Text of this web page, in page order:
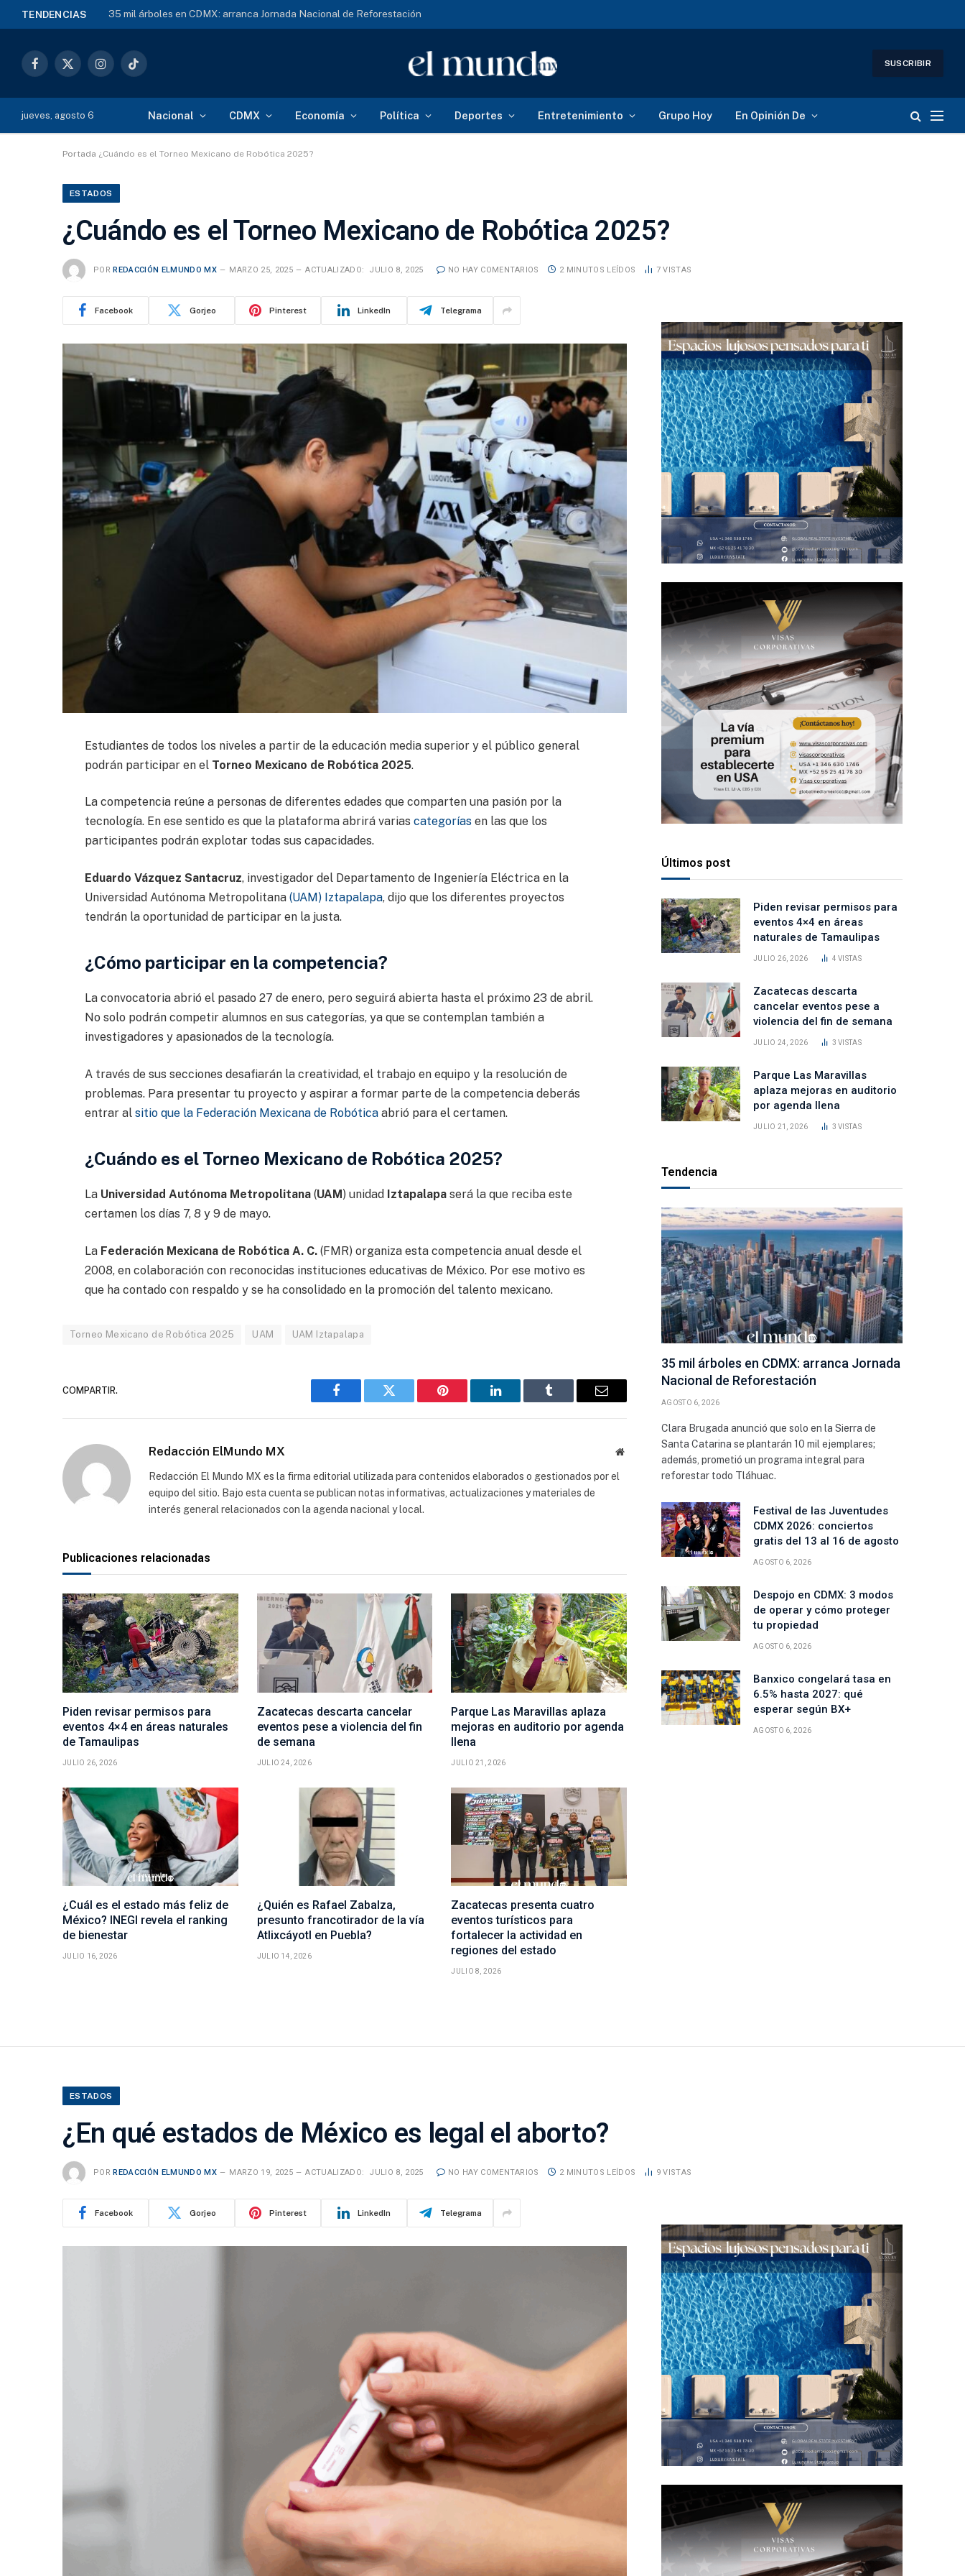
TENDENCIAS 35 mil árboles en CDMX: arranca Jornada Nacional de Reforestación
Facebook
X
InstagramTikTok
SUSCRIBIR
jueves, agosto 6 Nacional CDMX Economía Política Deportes Entretenimiento Grupo Hoy En Opinión De
Portada ¿Cuándo es el Torneo Mexicano de Robótica 2025?
ESTADOS
¿Cuándo es el Torneo Mexicano de Robótica 2025?
POR REDACCIÓN ELMUNDO MX MARZO 25, 2025 ACTUALIZADO: JULIO 8, 2025 NO HAY COMENTARIOS 2 MINUTOS LEÍDOS 7VISTAS
Facebook Gorjeo Pinterest LinkedIn Telegrama
Estudiantes de todos los niveles a partir de la educación media superior y el público general
podrán participar en el Torneo Mexicano de Robótica 2025.
La competencia reúne a personas de diferentes edades que comparten una pasión por la
tecnología. En ese sentido es que la plataforma abrirá varias categoríasen las que los
participantes podrán explotar todas sus capacidades.
Eduardo Vázquez Santacruz, investigador del Departamento de Ingeniería Eléctrica en la
Universidad Autónoma Metropolitana (UAM) Iztapalapa, dijo que los diferentes proyectos
tendrán la oportunidad de participar en la justa.
¿Cómo participar en la competencia?
La convocatoria abrió el pasado 27 de enero, pero seguirá abierta hasta el próximo 23 de abril.
No solo podrán competir alumnos en sus categorías, ya que se contemplan también a
investigadores y apasionados de la tecnología.
A través de sus secciones desafiarán la creatividad, el trabajo en equipo y la resolución de
problemas. Para presentar tu proyecto y aspirar a formar parte de la competencia deberás
entrar al sitio que la Federación Mexicana de Robóticaabrió para el certamen.
¿Cuándo es el Torneo Mexicano de Robótica 2025?
La Universidad Autónoma Metropolitana(UAM ) unidad Iztapalapa será la que reciba este
certamen los días 7, 8 y 9 de mayo.
La Federación Mexicana de Robótica A. C.(FMR) organiza esta competencia anual desde el
2008, en colaboración con reconocidas instituciones educativas de México. Por ese motivo es
que ha contado con respaldo y se ha consolidado en la promoción del talento mexicano.
Torneo Mexicano de Robótica 2025 UAM UAM Iztapalapa
COMPARTIR.
Facebook Gorjeo Pinterest LinkedIn Tumblr
Correo
Redacción ElMundo MX
Sitio
Redacción El Mundo MX es la firma editorial utilizada para contenidos elaborados o gestionados por el
equipo del sitio. Bajo esta cuenta se publican notas informativas, actualizaciones y materiales de
interés general relacionados con la agenda nacional y local.
Publicaciones relacionadas
Piden revisar permisos para
eventos 4×4 en áreas naturales
de Tamaulipas
JULIO 26, 2026
Zacatecas descarta cancelar
eventos pese a violencia del fin
de semana
JULIO 24, 2026
Parque Las Maravillas aplaza
mejoras en auditorio por agenda
llena
JULIO 21, 2026
¿Cuál es el estado más feliz de
México? INEGI revela el ranking
de bienestar
JULIO 16, 2026
¿Quién es Rafael Zabalza,
presunto francotirador de la vía
Atlixcáyotl en Puebla?
JULIO 14, 2026
Zacatecas presenta cuatro
eventos turísticos para
fortalecer la actividad en
regiones del estado
JULIO 8, 2026
Últimos post
Piden revisar permisos para
eventos 4×4 en áreas
naturales de Tamaulipas
JULIO 26, 2026 4VISTAS
Zacatecas descarta
cancelar eventos pese a
violencia del fin de semana
JULIO 24, 2026 3VISTAS
Parque Las Maravillas
aplaza mejoras en auditorio
por agenda llena
JULIO 21, 2026 3VISTAS
Tendencia
35 mil árboles en CDMX: arranca Jornada
Nacional de Reforestación
AGOSTO 6, 2026
Clara Brugada anunció que solo en la Sierra de
Santa Catarina se plantarán 10 mil ejemplares;
además, prometió un programa integral para
reforestar todo Tláhuac.
Festival de las Juventudes
CDMX 2026: conciertos
gratis del 13 al 16 de agosto
AGOSTO 6, 2026
Despojo en CDMX: 3 modos
de operar y cómo proteger
tu propiedad
AGOSTO 6, 2026
Banxico congelará tasa en
6.5% hasta 2027: qué
esperar según BX+
AGOSTO 6, 2026
ESTADOS
¿En qué estados de México es legal el aborto?
POR REDACCIÓN ELMUNDO MX MARZO 19, 2025 ACTUALIZADO: JULIO 8, 2025 NO HAY COMENTARIOS 2 MINUTOS LEÍDOS 9VISTAS
Facebook Gorjeo Pinterest LinkedIn Telegrama